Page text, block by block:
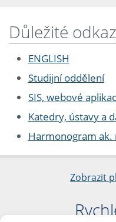
Důležité
ENGLISH
Studijní oddělení
SIS, webové
Katedry, ústavy a
Harmonogram ak.
Zobrazit